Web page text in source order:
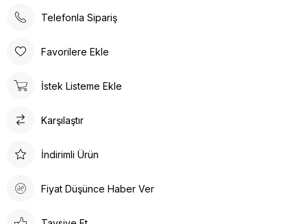
Telefonla Sipariş
Favorilere Ekle
İstek Listeme Ekle
Karşılaştır
İndirimli Ürün
Fiyat Düşünce Haber Ver